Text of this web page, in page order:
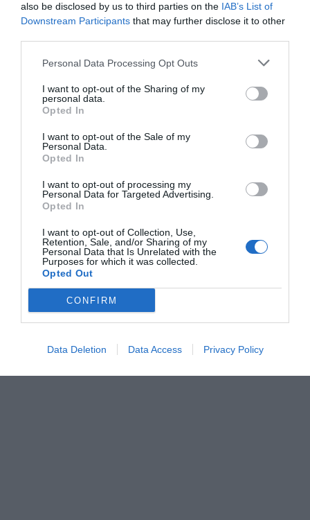
also be disclosed by us to third parties on the IAB’s List of
Downstream Participants that may further disclose it to other
Personal Data Processing Opt Outs
I want to opt-out of the Sharing of my
personal data.
Opted In
I want to opt-out of the Sale of my
Personal Data.
Opted In
I want to opt-out of processing my
Personal Data for Targeted Advertising.
Opted In
I want to opt-out of Collection, Use,
Retention, Sale, and/or Sharing of my
Personal Data that Is Unrelated with the
Purposes for which it was collected.
Opted Out
CONFIRM
Data Deletion Data Access Privacy Policy
la Generalitat, unaautobomba, una Brigada de Reforç
d'Incendis ForestalsdelConsorcio Provincial y
reforzó con unaunidad helitransportada
bomberos forestales y unsegundo medio aéreo
la evolución del incendio.
Por el momento se desconoce la superficie afectada ni
si ha sido necesario cortar algún camino o vía cercana.